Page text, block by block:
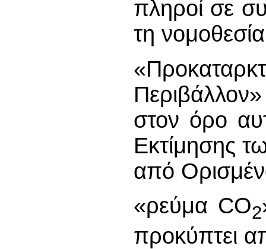
πληροί σε
τη
στον όρο
Εκτίμησης
από
«ρεύμα CO2
προκύπτει